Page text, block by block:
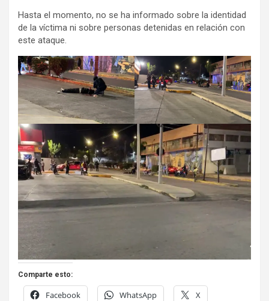
Hasta el momento, no se ha informado sobre la identidad
de la víctima ni sobre personas detenidas en relación con
este ataque.
Comparte esto:
Facebook WhatsApp X